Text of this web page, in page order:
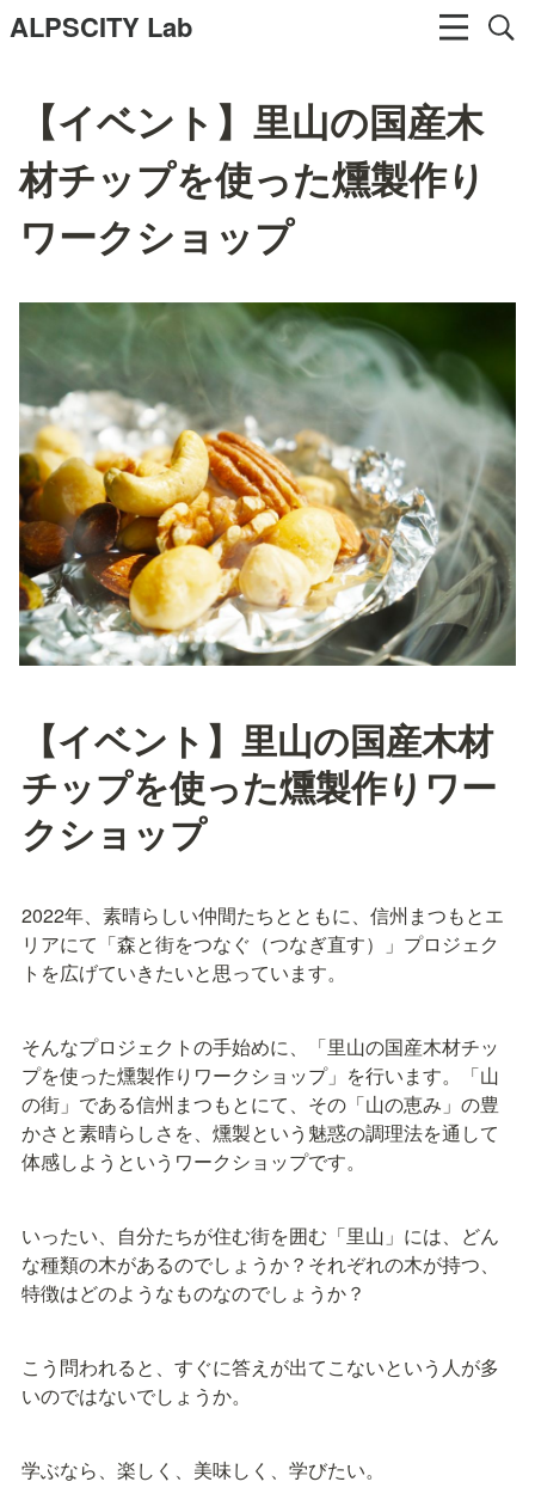
ALPSCITY Lab
【イベント】里山の国産木
材チップを使った燻製作り
ワークショップ
【イベント】里山の国産木材
チップを使った燻製作りワー
クショップ
2022年、素晴らしい仲間たちとともに、信州まつもとエ
リアにて「森と街をつなぐ（つなぎ直す）」プロジェク
トを広げていきたいと思っています。
そんなプロジェクトの手始めに、「里山の国産木材チッ
プを使った燻製作りワークショップ」を行います。「山
の街」である信州まつもとにて、その「山の恵み」の豊
かさと素晴らしさを、燻製という魅惑の調理法を通して
体感しようというワークショップです。
いったい、自分たちが住む街を囲む「里山」には、どん
な種類の木があるのでしょうか？それぞれの木が持つ、
特徴はどのようなものなのでしょうか？
こう問われると、すぐに答えが出てこないという人が多
いのではないでしょうか。
学ぶなら、楽しく、美味しく、学びたい。